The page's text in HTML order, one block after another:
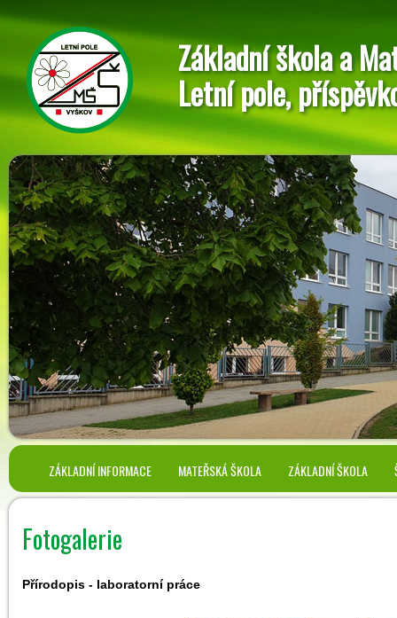
Základní škola a
Letní pole,
ZÁKLADNÍ INFORMACE MATEŘSKÁ ŠKOLA ZÁKLADNÍ ŠKOLA
Fotogalerie
Přírodopis - laboratorní práce